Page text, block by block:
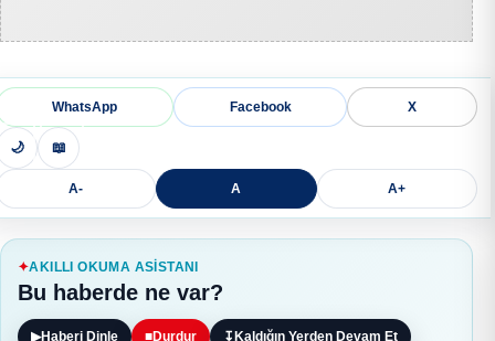
WhatsApp Facebook X
🌙 📖
A- A A+
AKILLI OKUMA ASISTANI
Bu haberde ne var?
▶Haberi Dinle ■Durdur ↧Kaldığın Yerden Devam Et